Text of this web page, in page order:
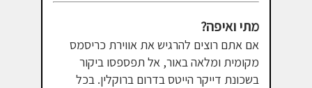
אם אתם רוצים להרגיש את אווירת כריסמס
מקומית ומלאה באור, אל תפספסו ביקור
בשכונת דייקר הייטס בדרום ברוקלין. בכל
מתי ואיפה?